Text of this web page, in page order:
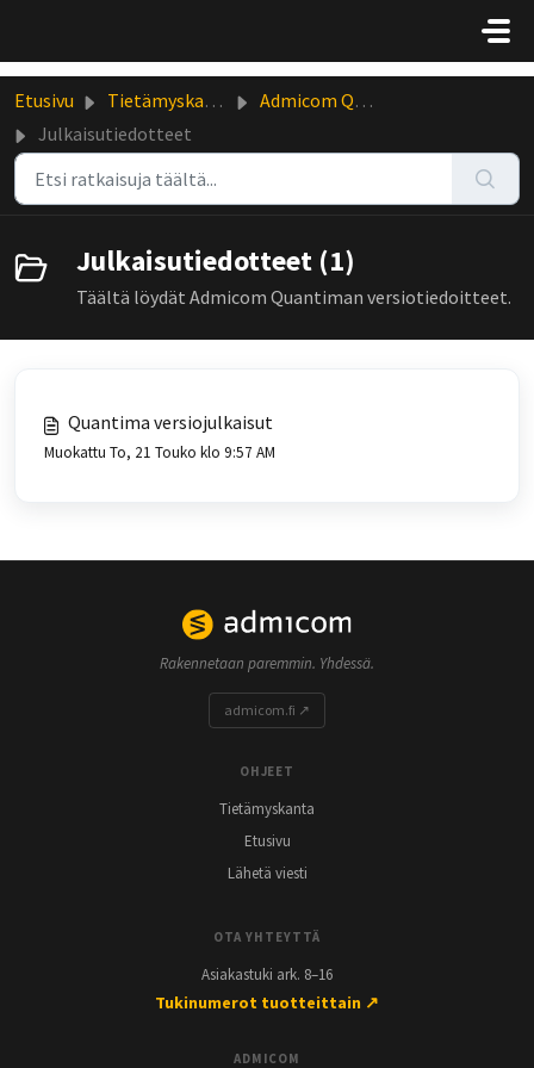
Etusivu Tietämyskanta
Admicom Quantima
Julkaisutiedotteet
Julkaisutiedotteet (1)
Täältä löydät Admicom Quantiman versiotiedoitteet.
Quantima versiojulkaisut
Muokattu To, 21 Touko klo 9:57 AM
Rakennetaan paremmin. Yhdessä.
admicom.fi ↗
OHJEET
Tietämyskanta
Etusivu
Lähetä viesti
OTA YHTEYTTÄ
Asiakastuki ark. 8–16
Tukinumerot tuotteittain ↗
ADMICOM